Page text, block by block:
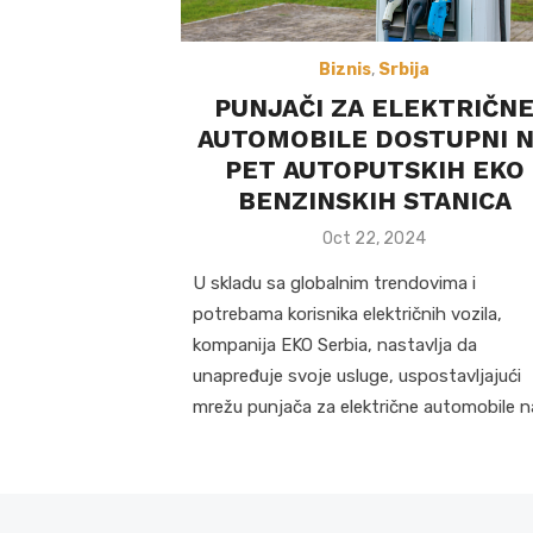
Biznis, Srbija
PUNJAČI ZA ELEKTRIČNE
AUTOMOBILE DOSTUPNI
PET AUTOPUTSKIH EKO
BENZINSKIH STANICA
Posted
Oct 22, 2024
U skladu sa globalnim trendovima i
potrebama korisnika električnih vozila,
kompanija EKO Serbia, nastavlja da
unapređuje svoje usluge, uspostavljajući
mrežu punjača za električne automobile